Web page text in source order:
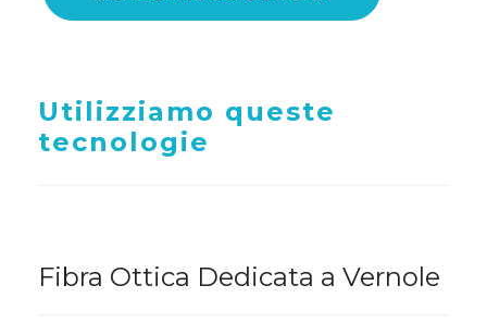
Utilizziamo queste
tecnologie
Fibra Ottica Dedicata a Vernole